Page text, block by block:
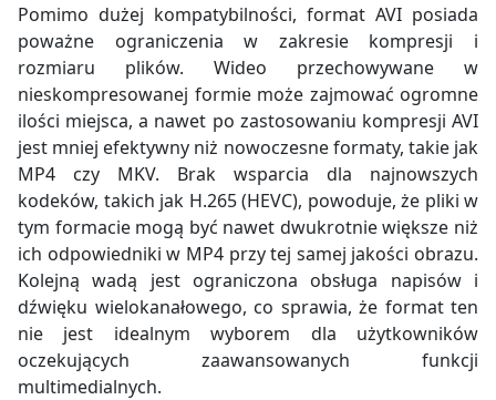
Pomimo dużej kompatybilności, format AVI posiada
poważne ograniczenia w zakresie kompresji i
rozmiaru plików. Wideo przechowywane w
nieskompresowanej formie może zajmować ogromne
ilości miejsca, a nawet po zastosowaniu kompresji AVI
jest mniej efektywny niż nowoczesne formaty, takie jak
MP4 czy MKV. Brak wsparcia dla najnowszych
kodeków, takich jak H.265 (HEVC), powoduje, że pliki w
tym formacie mogą być nawet dwukrotnie większe niż
ich odpowiedniki w MP4 przy tej samej jakości obrazu.
Kolejną wadą jest ograniczona obsługa napisów i
dźwięku wielokanałowego, co sprawia, że format ten
nie jest idealnym wyborem dla użytkowników
oczekujących zaawansowanych funkcji
multimedialnych.